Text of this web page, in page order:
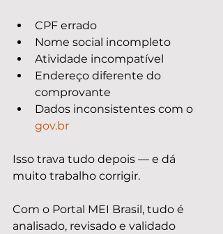
CPF errado
Nome social incompleto
Atividade incompatível
Endereço diferente do
comprovante
Dados inconsistentes com o
gov.br
Isso trava tudo depois — e dá
muito trabalho corrigir.
Com o Portal MEI Brasil, tudo é
analisado, revisado e validado